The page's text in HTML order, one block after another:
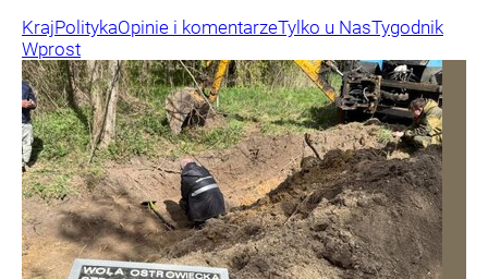
KrajPolitykaOpinie i komentarzeTylko u NasTygodnik
Wprost